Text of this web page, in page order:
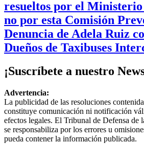
resueltos por el
no por esta Comisión
Denuncia de Adela Ruiz
Dueños de Taxibuses
¡Suscríbete a nuestro
Advertencia:
La publicidad de las resoluciones
constituye comunicación ni notificación
efectos legales. El Tribunal de Defensa de
se responsabiliza por los errores u
pueda contener la información publicada.